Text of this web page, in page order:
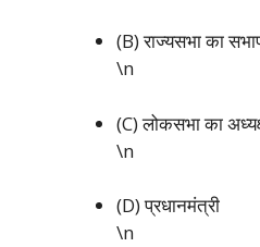
(B) राज्यसभा का
\n
(C) लोकसभा का
\n
(D) प्रधानमंत्री
\n